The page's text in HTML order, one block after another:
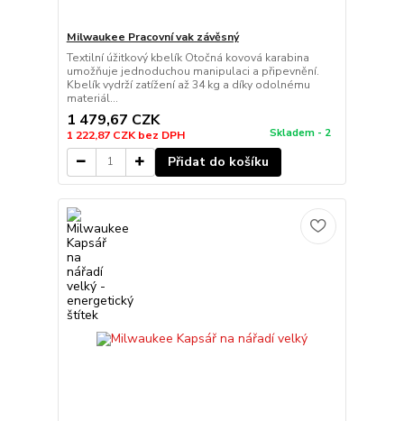
Milwaukee Pracovní vak závěsný
Textilní úžitkový kbelík Otočná kovová karabina
umožňuje jednoduchou manipulaci a připevnění.
Kbelík vydrží zatížení až 34 kg a díky odolnému
materiál...
1 479,67 CZK
1 222,87 CZKbez DPH Skladem - 2
Přidat do košíku